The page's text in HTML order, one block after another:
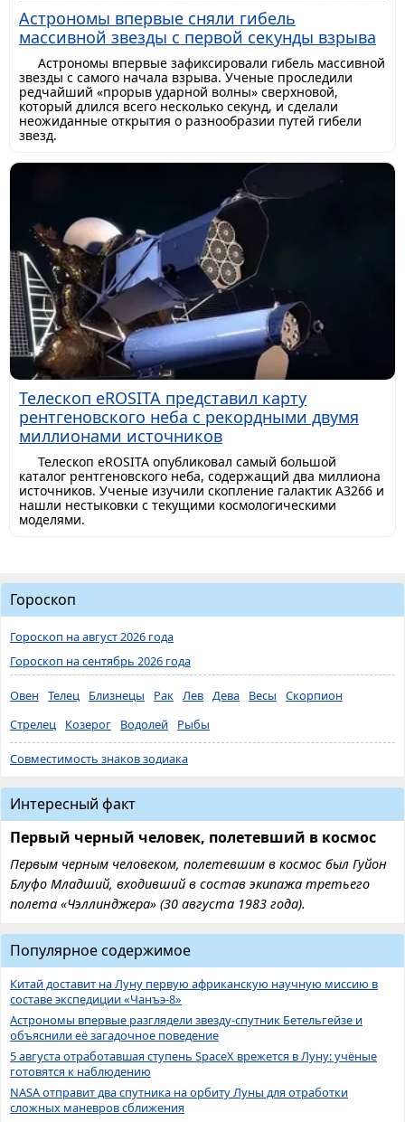
Астрономы впервые сняли гибель
массивной звезды с первой секунды взрыва
Астрономы впервые зафиксировали гибель массивной
звезды с самого начала взрыва. Ученые проследили
редчайший «прорыв ударной волны» сверхновой,
который длился всего несколько секунд, и сделали
неожиданные открытия о разнообразии путей гибели
звезд.
Телескоп eROSITA представил карту
рентгеновского неба с рекордными двумя
миллионами источников
Телескоп eROSITA опубликовал самый большой
каталог рентгеновского неба, содержащий два миллиона
источников. Ученые изучили скопление галактик A3266 и
нашли нестыковки с текущими космологическими
моделями.
Гороскоп
Гороскоп на август 2026 года
Гороскоп на сентябрь 2026 года
Овен Телец Близнецы Рак Лев Дева Весы
Скорпион
Стрелец
Козерог Водолей Рыбы
Совместимость знаков зодиака
Интересный факт
Первый черный человек, полетевший в космос
Первым черным человеком, полетевшим в космос был Гуйон
Блуфо Младший, входивший в состав экипажа третьего
полета «Чэллинджера» (30 августа 1983 года).
Популярное содержимое
Китай доставит на Луну первую африканскую научную миссию в
составе экспедиции «Чанъэ-8»
Астрономы впервые разглядели звезду-спутник Бетельгейзе и
объяснили её загадочное поведение
5 августа отработавшая ступень SpaceX врежется в Луну: учёные
готовятся к наблюдению
NASA отправит два спутника на орбиту Луны для отработки
сложных маневров сближения